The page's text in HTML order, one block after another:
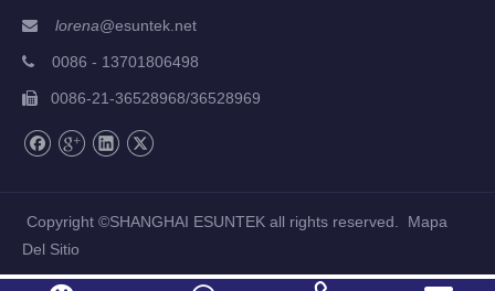
 lorena@esuntek.net
 0086 - 13701806498
 0086-21-36528968/36528969
Copyright ©SHANGHAI ESUNTEK all rights reserved. Mapa
Del Sitio